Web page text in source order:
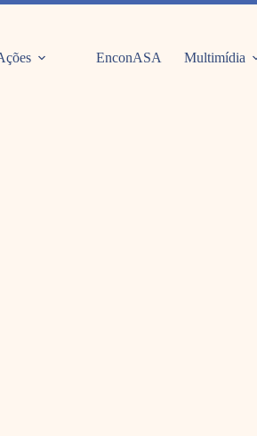
EnconASA Multimídia